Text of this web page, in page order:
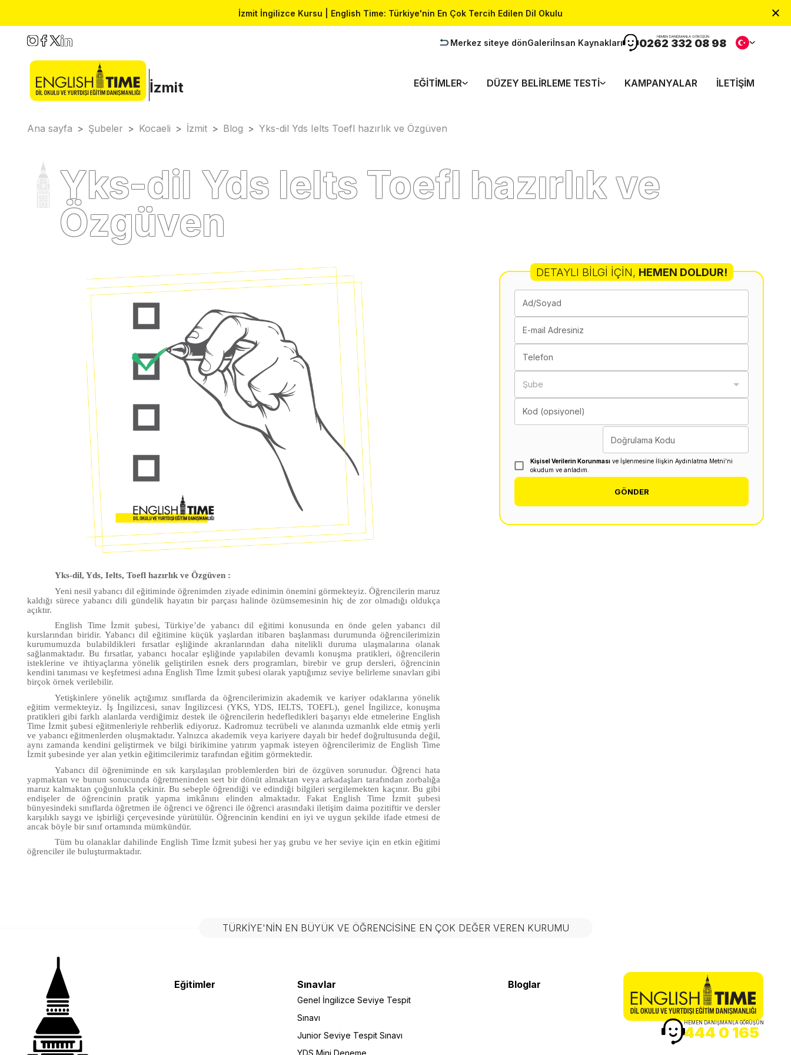
İzmit İngilizce Kursu | English Time: Türkiye'nin En Çok Tercih Edilen Dil Okulu
Merkez siteye dönGaleriİnsan Kaynakları
HEMEN DANIŞMANLA GÖRÜŞÜN
0262 332 08 98
İzmit EĞITIMLER DÜZEY BELIRLEME TESTI KAMPANYALAR İLETIŞIM
Ana sayfa > Şubeler > Kocaeli > İzmit > Blog > Yks-dil Yds Ielts Toefl hazırlık ve Özgüven
Yks-dil Yds Ielts Toefl hazırlık ve
Özgüven
Yks-dil, Yds, Ielts, Toefl hazırlık ve Özgüven :
Yeni nesil yabancı dil eğitiminde öğrenimden ziyade edinimin önemini görmekteyiz. Öğrencilerin maruz
kaldığı sürece yabancı dili gündelik hayatın bir parçası halinde özümsemesinin hiç de zor olmadığı oldukça
açıktır.
English Time İzmit şubesi, Türkiye’de yabancı dil eğitimi konusunda en önde gelen yabancı dil
kurslarından biridir. Yabancı dil eğitimine küçük yaşlardan itibaren başlanması durumunda öğrencilerimizin
kurumumuzda bulabildikleri fırsatlar eşliğinde akranlarından daha nitelikli duruma ulaşmalarına olanak
sağlanmaktadır. Bu fırsatlar, yabancı hocalar eşliğinde yapılabilen devamlı konuşma pratikleri, öğrencilerin
isteklerine ve ihtiyaçlarına yönelik geliştirilen esnek ders programları, birebir ve grup dersleri, öğrencinin
kendini tanıması ve keşfetmesi adına English Time İzmit şubesi olarak yaptığımız seviye belirleme sınavları gibi
birçok örnek verilebilir.
Yetişkinlere yönelik açtığımız sınıflarda da öğrencilerimizin akademik ve kariyer odaklarına yönelik
eğitim vermekteyiz. İş İngilizcesi, sınav İngilizcesi (YKS, YDS, IELTS, TOEFL), genel İngilizce, konuşma
pratikleri gibi farklı alanlarda verdiğimiz destek ile öğrencilerin hedefledikleri başarıyı elde etmelerine English
Time İzmit şubesi eğitmenleriyle rehberlik ediyoruz. Kadromuz tecrübeli ve alanında uzmanlık elde etmiş yerli
ve yabancı eğitmenlerden oluşmaktadır. Yalnızca akademik veya kariyere dayalı bir hedef doğrultusunda değil,
aynı zamanda kendini geliştirmek ve bilgi birikimine yatırım yapmak isteyen öğrencilerimiz de English Time
İzmit şubesinde yer alan yetkin eğitimcilerimiz tarafından eğitim görmektedir.
Yabancı dil öğreniminde en sık karşılaşılan problemlerden biri de özgüven sorunudur. Öğrenci hata
yapmaktan ve bunun sonucunda öğretmeninden sert bir dönüt almaktan veya arkadaşları tarafından zorbalığa
maruz kalmaktan çoğunlukla çekinir. Bu sebeple öğrendiği ve edindiği bilgileri sergilemekten kaçınır. Bu gibi
endişeler de öğrencinin pratik yapma imkânını elinden almaktadır. Fakat English Time İzmit şubesi
bünyesindeki sınıflarda öğretmen ile öğrenci ve öğrenci ile öğrenci arasındaki iletişim daima pozitiftir ve dersler
karşılıklı saygı ve işbirliği çerçevesinde yürütülür. Öğrencinin kendini en iyi ve uygun şekilde ifade etmesi de
ancak böyle bir sınıf ortamında mümkündür.
Tüm bu olanaklar dahilinde English Time İzmit şubesi her yaş grubu ve her seviye için en etkin eğitimi
öğrenciler ile buluşturmaktadır.
DETAYLI BILGI İÇIN, HEMEN DOLDUR!
Ad/Soyad
E-mail Adresiniz
Telefon
Şube
Kod (opsiyonel)
Doğrulama Kodu
Kişisel Verilerin Korunması ve İşlenmesine İlişkin Aydınlatma Metni'ni
okudum ve anladım.
GÖNDER
TÜRKIYE'NIN EN BÜYÜK VE ÖĞRENCISINE EN ÇOK DEĞER VEREN KURUMU
Eğitimler Sınavlar
Genel İngilizce Seviye Tespit
Sınavı
Junior Seviye Tespit Sınavı
Bloglar
HEMEN DANIŞMANLA GÖRÜŞÜN
444 0 165